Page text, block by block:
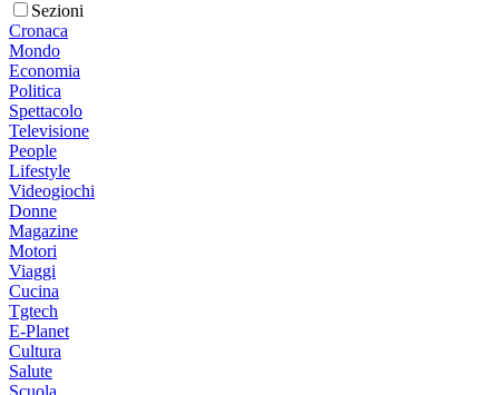
Sezioni
Cronaca
Mondo
Economia
Politica
Spettacolo
Televisione
People
Lifestyle
Videogiochi
Donne
Magazine
Motori
Viaggi
Cucina
Tgtech
E-Planet
Cultura
Salute
Scuola